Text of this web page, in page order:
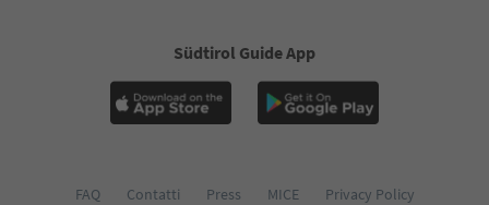
Südtirol Guide App
FAQ Contatti Press MICE
Privacy Policy